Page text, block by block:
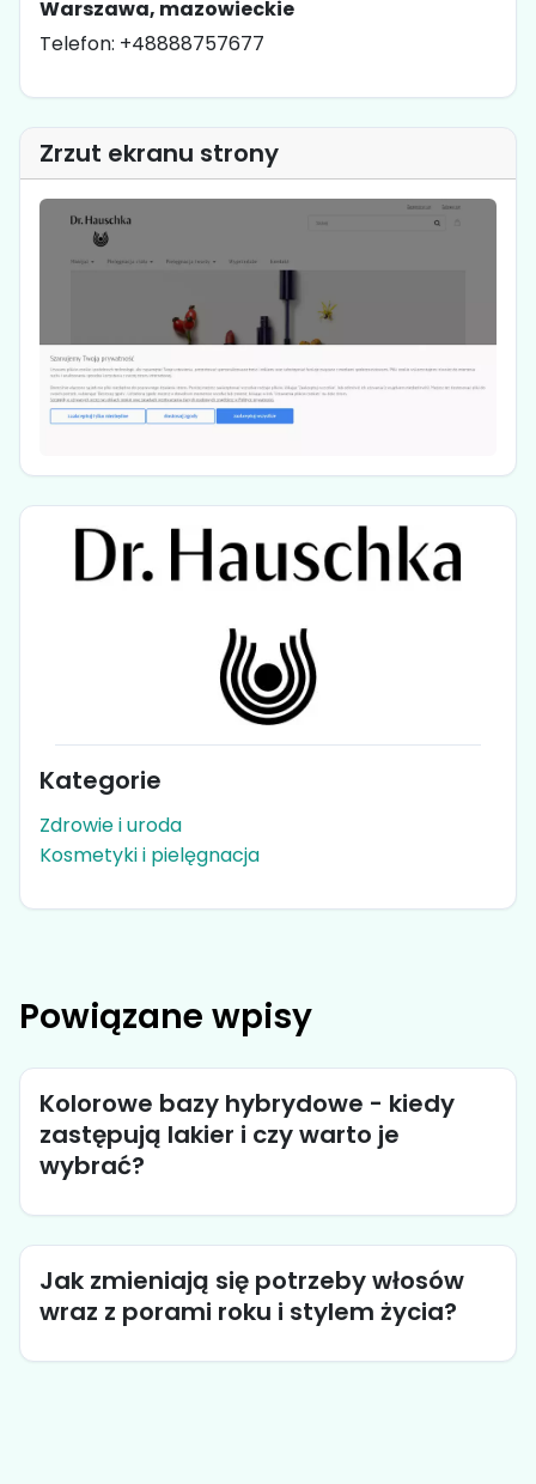
Warszawa, mazowieckie
Telefon: +48888757677
Zrzut ekranu strony
Kategorie
Zdrowie i uroda
Kosmetyki i pielęgnacja
Powiązane wpisy
Kolorowe bazy hybrydowe - kiedy
zastępują lakier i czy warto je
wybrać?
Jak zmieniają się potrzeby włosów
wraz z porami roku i stylem życia?